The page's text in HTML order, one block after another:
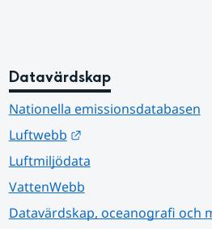
Datavärdskap
Nationella emissionsdatabasen
Luftwebb
Länk till annan
Luftmiljödata
VattenWebb
Datavärdskap, oceanografi och